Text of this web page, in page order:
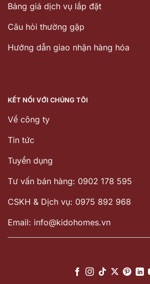
Bảng giá dịch vụ lắp đặt
Câu hỏi thường gặp
Hướng dẫn giao nhận hàng hóa
KẾT NỐI VỚI CHÚNG TÔI
Về công ty
Tin tức
Tuyển dụng
Tư vấn bán hàng: 0902 178 595
CSKH & Dịch vụ: 0975 892 968
Email: info@kidohomes.vn